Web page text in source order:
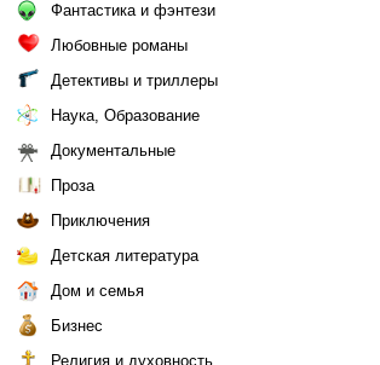
Фантастика и фэнтези
Любовные романы
Детективы и триллеры
Наука, Образование
Документальные
Проза
Приключения
Детская литература
Дом и семья
Бизнес
Религия и духовность